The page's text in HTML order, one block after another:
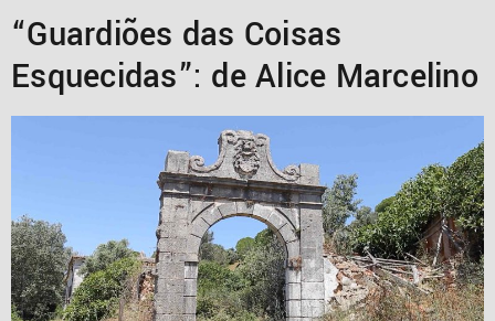
“Guardiões das Coisas
Esquecidas”: de Alice Marcelino